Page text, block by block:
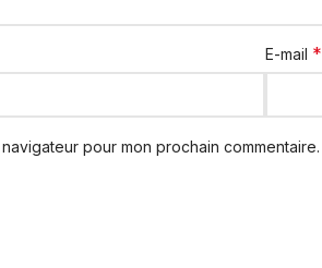
E-mail *
pour mon prochain commentaire.